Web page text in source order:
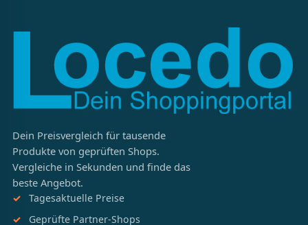
Dein Preisvergleich für tausende
Produkte von geprüften Shops.
Vergleiche in Sekunden und finde das
beste Angebot.
Tagesaktuelle Preise
Geprüfte Partner-Shops